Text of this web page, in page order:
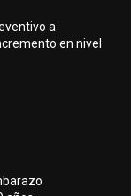
a
en nivel